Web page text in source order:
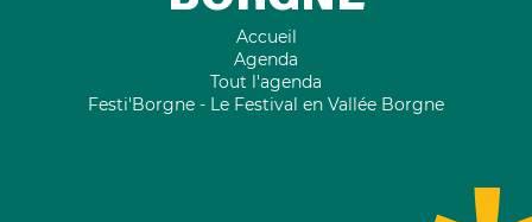
Accueil
Agenda
Tout l'agenda
Festi'Borgne - Le Festival en Vallée Borgne